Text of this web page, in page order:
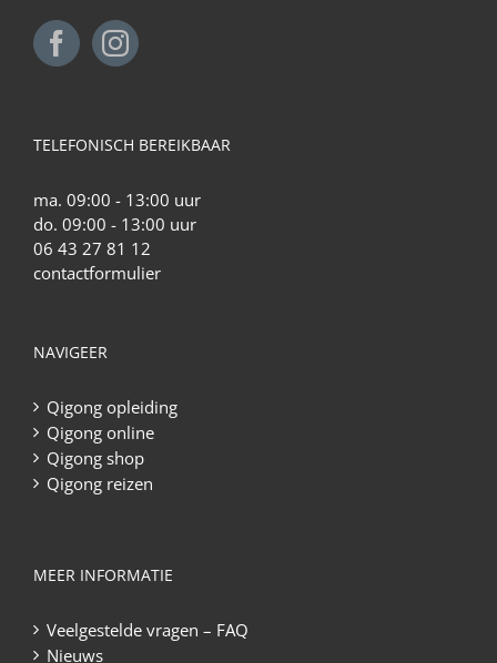
TELEFONISCH BEREIKBAAR
ma. 09:00 - 13:00 uur
do. 09:00 - 13:00 uur
06 43 27 81 12
contactformulier
NAVIGEER
Qigong opleiding
Qigong online
Qigong shop
Qigong reizen
MEER INFORMATIE
Veelgestelde vragen – FAQ
Nieuws